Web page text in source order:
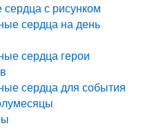
с рисунком
сердца на день
сердца герои
сердца для события